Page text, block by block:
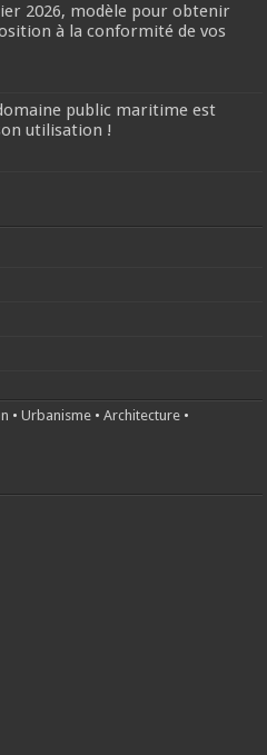
2026, modèle pour obtenir
à la conformité de vos
public maritime est
utilisation !
•Urbanisme •Architecture •